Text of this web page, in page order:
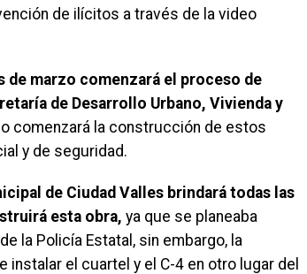
de ilícitos a través de la video
de marzo comenzará el proceso de
de Desarrollo Urbano, Vivienda y
comenzará la construcción de estos
y de seguridad.
de Ciudad Valles brindará todas las
esta obra, ya que se planeaba
la Policía Estatal, sin embargo, la
el cuartel y el C-4 en otro lugar del